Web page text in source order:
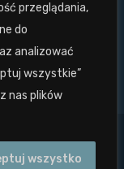
przeglądania,
do
analizować
wszystkie”
nas plików
wszystko
tworcystron.pl.